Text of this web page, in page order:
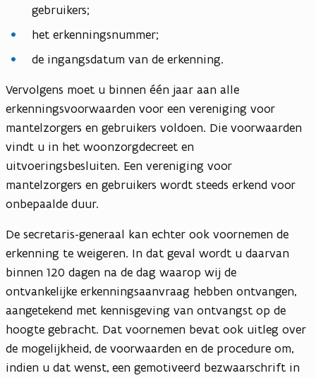
gebruikers;
het erkenningsnummer;
de ingangsdatum van de erkenning.
Vervolgens moet u binnen één jaar aan alle
erkenningsvoorwaarden voor een vereniging voor
mantelzorgers en gebruikers voldoen. Die voorwaarden
vindt u in het woonzorgdecreet en
uitvoeringsbesluiten. Een vereniging voor
mantelzorgers en gebruikers wordt steeds erkend voor
onbepaalde duur.
De secretaris-generaal kan echter ook voornemen de
erkenning te weigeren. In dat geval wordt u daarvan
binnen 120 dagen na de dag waarop wij de
ontvankelijke erkenningsaanvraag hebben ontvangen,
aangetekend met kennisgeving van ontvangst op de
hoogte gebracht. Dat voornemen bevat ook uitleg over
de mogelijkheid, de voorwaarden en de procedure om,
indien u dat wenst, een gemotiveerd bezwaarschrift in